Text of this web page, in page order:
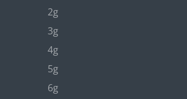
2g
3g
4g
5g
6g